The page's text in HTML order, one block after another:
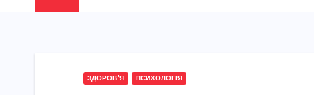
ЗДОРОВ'Я ПСИХОЛОГІЯ